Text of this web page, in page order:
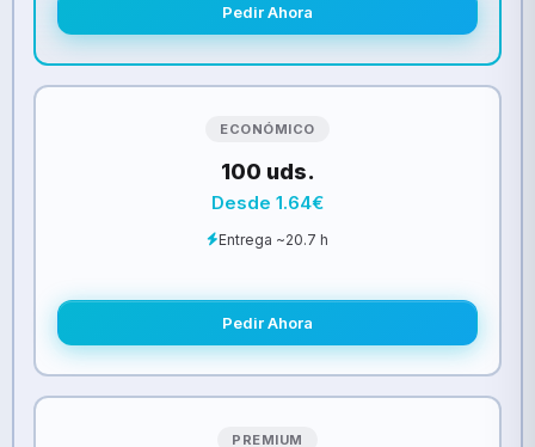
ECONÓMICO
100 uds.
Desde 1.64€
Entrega ~20.7 h
Pedir Ahora
Pedir Ahora
PREMIUM